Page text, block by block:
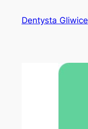
Dentysta Gliwice